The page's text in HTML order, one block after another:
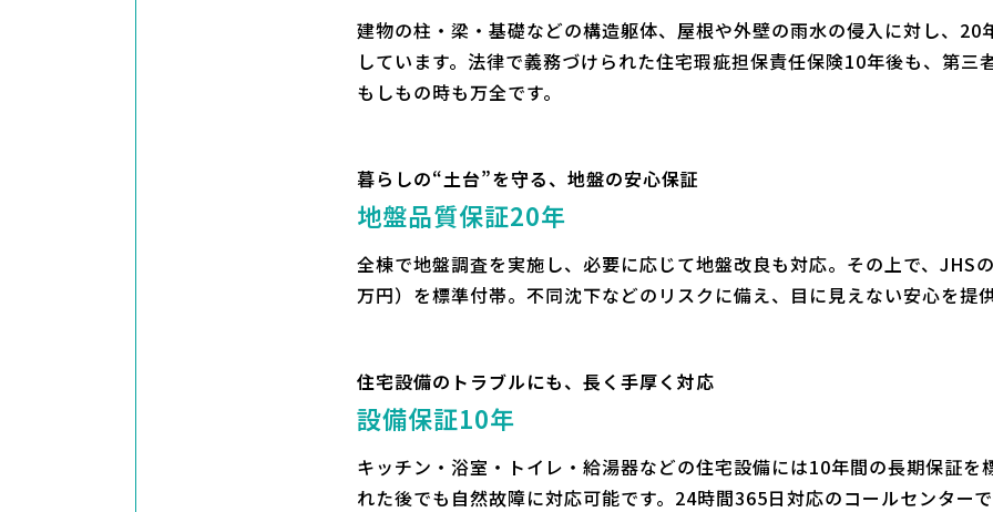
建物の柱・梁・基礎などの構造躯体、屋根や外壁の雨水の侵入に対し、20
しています。法律で義務づけられた住宅瑕疵担保責任保険10年後も、第三
もしもの時も万全です。
暮らしの“土台”を守る、地盤の安心保証
地盤品質保証20年
全棟で地盤調査を実施し、必要に応じて地盤改良も対応。その上で、JHS
万円）を標準付帯。不同沈下などのリスクに備え、目に見えない安心を提
住宅設備のトラブルにも、長く手厚く対応
設備保証10年
キッチン・浴室・トイレ・給湯器などの住宅設備には10年間の長期保証を
れた後でも自然故障に対応可能です。24時間365日対応のコールセンター